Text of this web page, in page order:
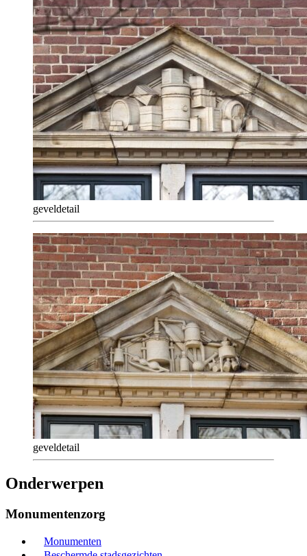
geveldetail
geveldetail
Onderwerpen
Monumentenzorg
Monumenten